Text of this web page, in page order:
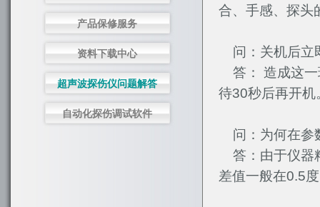
产品保修服务
资料下载中心
超声波探伤仪问题解答
自动化探伤调试软件
合、手感、探头
问：关机后立
答： 造成这一
待30秒后再开机
问：为何在参
答：由于仪器
差值一般在0.5